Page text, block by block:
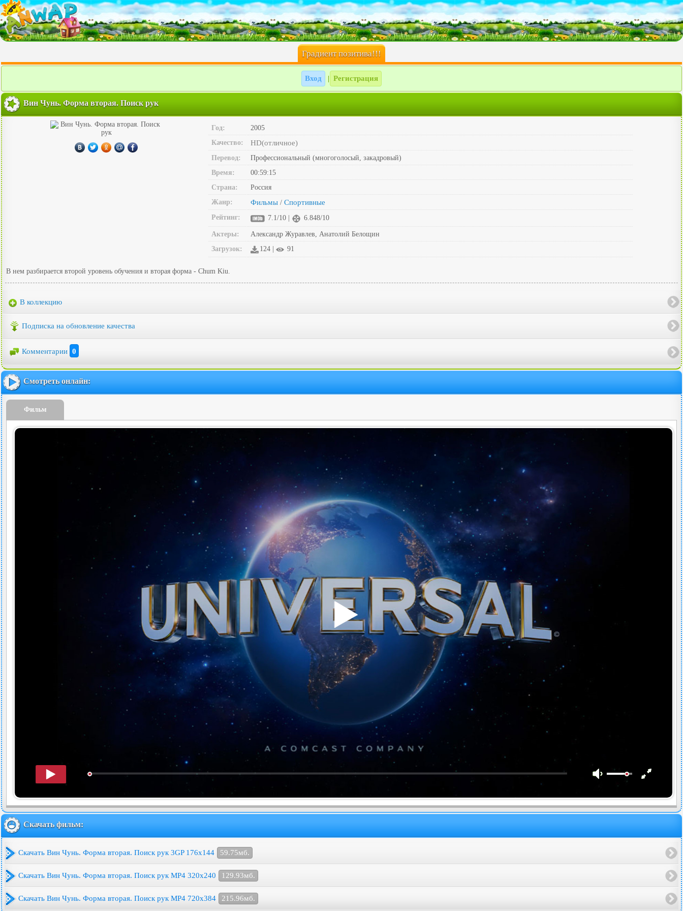
Градиент позитива!!!
Вход Регистрация
Вин Чунь. Форма вторая. Поиск рук
Год:
2005
Качество:
HD(отличное)
Перевод:
Профессиональный (многоголосый, закадровый)
Время:
00:59:15
Страна:
Россия
Жанр:
Фильмы / Спортивные
Рейтинг: 7.1/10 | 6.848/10
Актеры:
Александр Журавлев, Анатолий Белощин
Загрузок:
124 | 91
В нем разбирается второй уровень обучения и вторая форма - Chum Kiu.
В коллекцию
Подписка на обновление качества
Комментарии 0
Смотреть онлайн:
Фильм
Скачать фильм:
Скачать Вин Чунь. Форма вторая. Поиск рук 3GP 176x144 59.75мб.
Скачать Вин Чунь. Форма вторая. Поиск рук MP4 320x240 129.93мб.
Скачать Вин Чунь. Форма вторая. Поиск рук MP4 720x384 215.96мб.